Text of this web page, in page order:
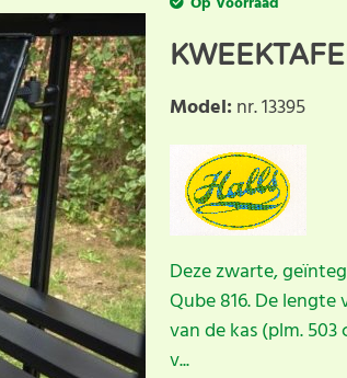
Model: nr. 13395
Deze zwarte,
Qube 816. De
van de kas (plm.
v...